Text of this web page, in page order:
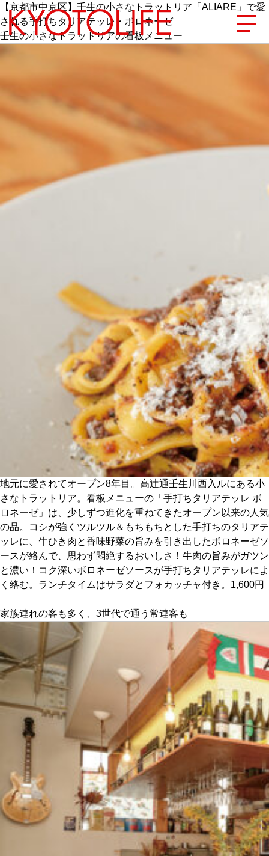
地図から探す
カテゴリーから探す
SPECIAL
NEW OPEN
ABOUT US
Instagram
チケットプレゼント応募
MAIN MENU
SERIES
カレーが好き
京都おやつクラブ
今月の京みやげ
京都の書店
CULTURE
すべて
関西で開催。
おすすめの展覧会
【京都市中京区】壬生の小さなトラットリア「ALIARE」で愛
される手打ちタリアテッレ・ボロネーゼ
壬生の小さなトラットリアの看板メニュー
地元に愛されてオープン8年目。高辻通壬生川西入ルにある小
さなトラットリア。看板メニューの「手打ちタリアテッレ ボ
ロネーゼ」は、少しずつ進化を重ねてきたオープン以来の人気
の品。コシが強くツルツル＆もちもちとした手打ちのタリアテ
ッレに、牛ひき肉と香味野菜の旨みを引き出したボロネーゼソ
ースが絡んで、思わず悶絶するおいしさ！牛肉の旨みがガツン
と濃い！コク深いボロネーゼソースが手打ちタリアテッレによ
く絡む。ランチタイムはサラダとフォカッチャ付き。1,600円
家族連れの客も多く、3世代で通う常連客も